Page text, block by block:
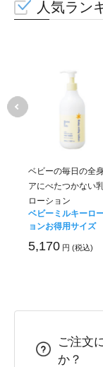
人気ラン
ベビーの毎日の全
アにべたつかない
ローション
ベビーミルキーロ
ョンお得用サイズ
5,170 円 (税込)
ご注文
か？